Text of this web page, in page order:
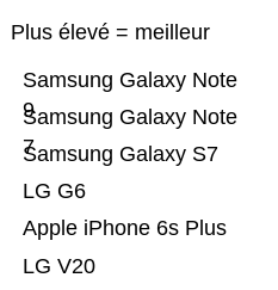
Plus élevé = meilleur
LG V20
Apple iPhone 6s Plus
LG G6
Samsung Galaxy S7
Samsung Galaxy Note
7
Samsung Galaxy Note
9